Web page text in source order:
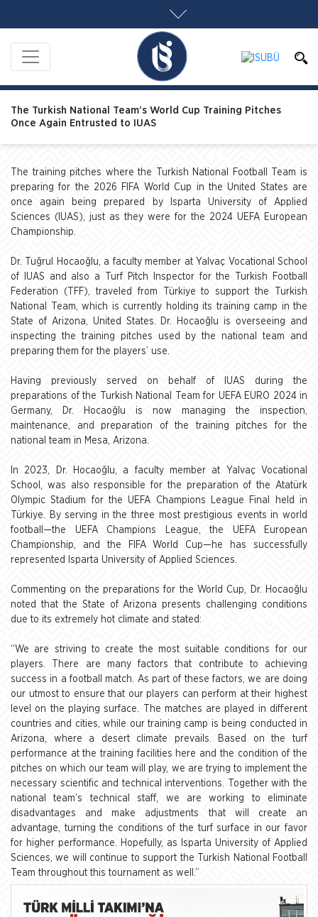
The Turkish National Team’s World Cup Training Pitches
Once Again Entrusted to IUAS
The training pitches where the Turkish National Football Team is
preparing for the 2026 FIFA World Cup in the United States are
once again being prepared by Isparta University of Applied
Sciences (IUAS), just as they were for the 2024 UEFA European
Championship.
Dr. Tuğrul Hocaoğlu, a faculty member at Yalvaç Vocational School
of IUAS and also a Turf Pitch Inspector for the Turkish Football
Federation (TFF), traveled from Türkiye to support the Turkish
National Team, which is currently holding its training camp in the
State of Arizona, United States. Dr. Hocaoğlu is overseeing and
inspecting the training pitches used by the national team and
preparing them for the players’ use.
Having previously served on behalf of IUAS during the
preparations of the Turkish National Team for UEFA EURO 2024 in
Germany, Dr. Hocaoğlu is now managing the inspection,
maintenance, and preparation of the training pitches for the
national team in Mesa, Arizona.
In 2023, Dr. Hocaoğlu, a faculty member at Yalvaç Vocational
School, was also responsible for the preparation of the Atatürk
Olympic Stadium for the UEFA Champions League Final held in
Türkiye. By serving in the three most prestigious events in world
football—the UEFA Champions League, the UEFA European
Championship, and the FIFA World Cup—he has successfully
represented Isparta University of Applied Sciences.
Commenting on the preparations for the World Cup, Dr. Hocaoğlu
noted that the State of Arizona presents challenging conditions
due to its extremely hot climate and stated:
“We are striving to create the most suitable conditions for our
players. There are many factors that contribute to achieving
success in a football match. As part of these factors, we are doing
our utmost to ensure that our players can perform at their highest
level on the playing surface. The matches are played in different
countries and cities, while our training camp is being conducted in
Arizona, where a desert climate prevails. Based on the turf
performance at the training facilities here and the condition of the
pitches on which our team will play, we are trying to implement the
necessary scientific and technical interventions. Together with the
national team’s technical staff, we are working to eliminate
disadvantages and make adjustments that will create an
advantage, turning the conditions of the turf surface in our favor
for higher performance. Hopefully, as Isparta University of Applied
Sciences, we will continue to support the Turkish National Football
Team throughout this tournament as well.”